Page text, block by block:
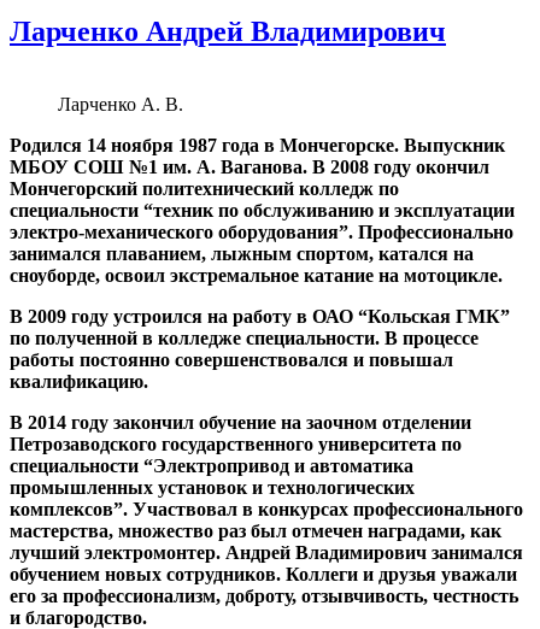
Ларченко Андрей Владимирович
Ларченко А. В.
Родился 14 ноября 1987 года в Мончегорске. Выпускник
МБОУ СОШ №1 им. А. Ваганова. В 2008 году окончил
Мончегорский политехнический колледж по
специальности “техник по обслуживанию и эксплуатации
электро-механического оборудования”. Профессионально
занимался плаванием, лыжным спортом, катался на
сноуборде, освоил экстремальное катание на мотоцикле.
В 2009 году устроился на работу в ОАО “Кольская ГМК”
по полученной в колледже специальности. В процессе
работы постоянно совершенствовался и повышал
квалификацию.
В 2014 году закончил обучение на заочном отделении
Петрозаводского государственного университета по
специальности “Электропривод и автоматика
промышленных установок и технологических
комплексов”. Участвовал в конкурсах профессионального
мастерства, множество раз был отмечен наградами, как
лучший электромонтер. Андрей Владимирович занимался
обучением новых сотрудников. Коллеги и друзья уважали
его за профессионализм, доброту, отзывчивость, честность
и благородство.